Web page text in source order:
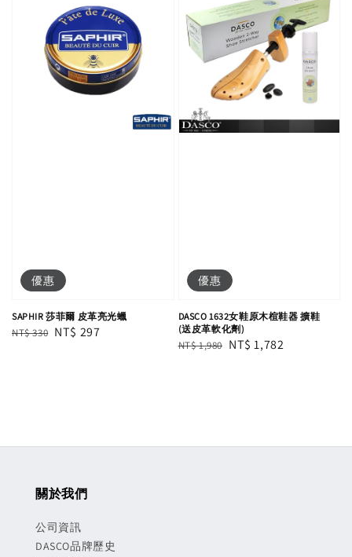
優惠
SAPHIR 莎菲爾 皮革亮光蠟
Regular
NT$ 330 Sale
NT$ 297
優惠
DASCO 1632女鞋原木楦鞋器 擴鞋
(送皮革軟化劑)
Regular
NT$ 1,980 Sale
NT$ 1,782
關於我們
公司資訊
DASCO品牌歷史